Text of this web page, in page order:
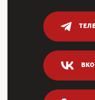
03:35, 10 Апреля 2026
Суммарное
крупных банках по
млрд руб. ...
03:01, 10 Апреля 2026
Террорист и убийца
энергети...